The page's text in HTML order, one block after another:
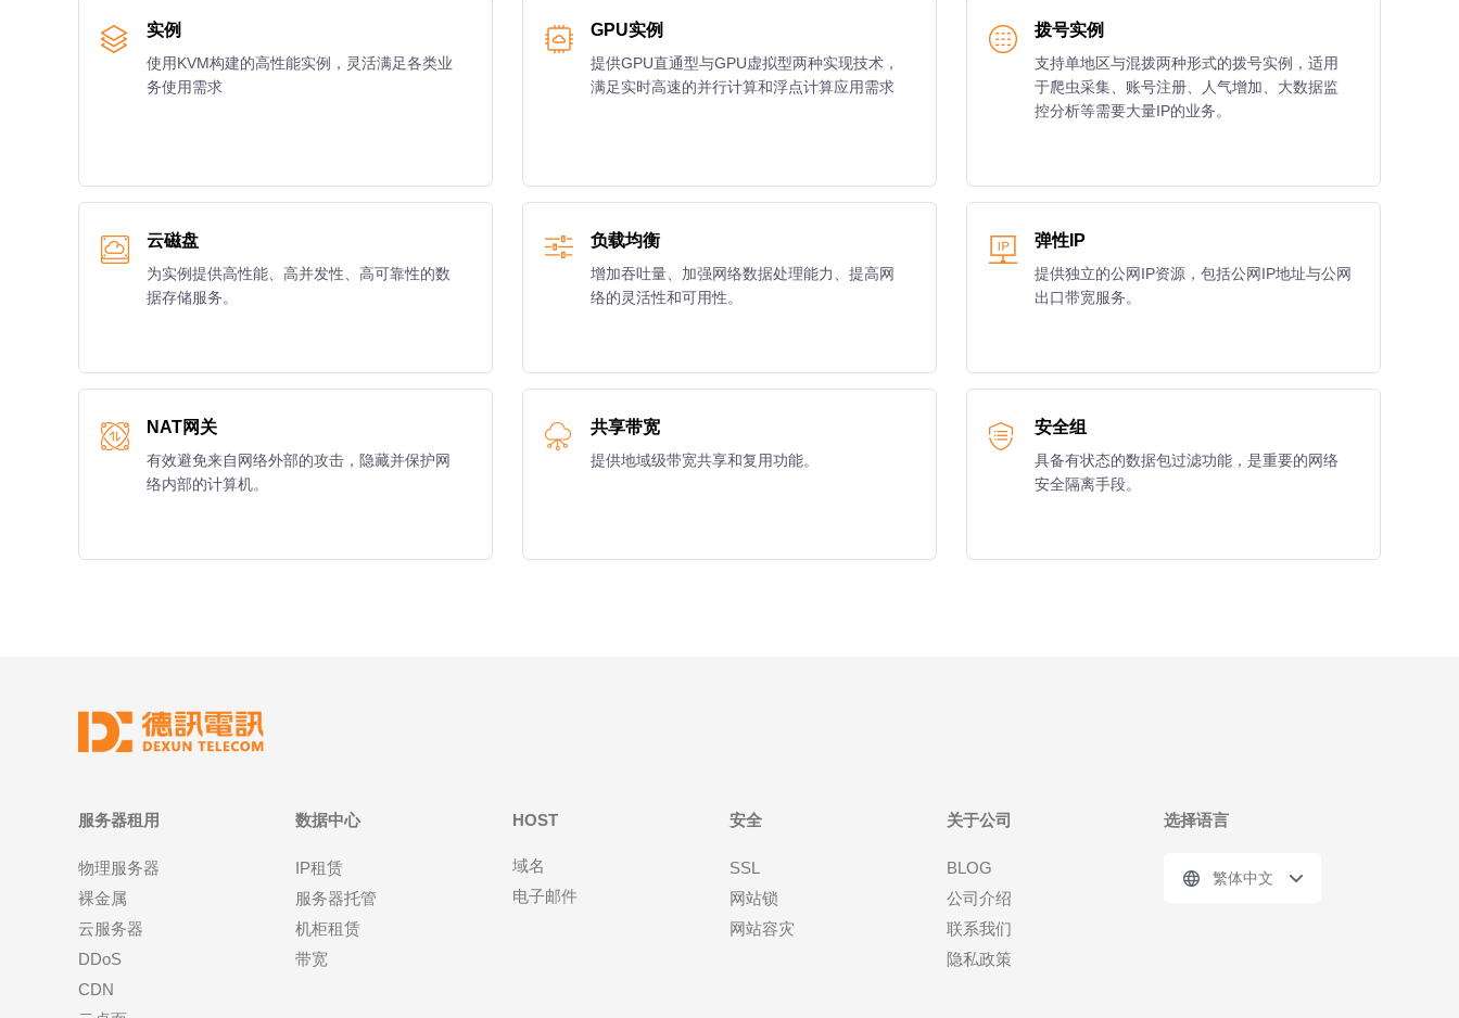
实例
使用KVM构建的高性能实例，灵活满足各类业
务使用需求
GPU实例
提供GPU直通型与GPU虚拟型两种实现技术，
满足实时高速的并行计算和浮点计算应用需求
拨号实例
支持单地区与混拨两种形式的拨号实例，适用
于爬虫采集、账号注册、人气增加、大数据监
控分析等需要大量IP的业务。
云磁盘
为实例提供高性能、高并发性、高可靠性的数
据存储服务。
负载均衡
增加吞吐量、加强网络数据处理能力、提高网
络的灵活性和可用性。
弹性IP
提供独立的公网IP资源，包括公网IP地址与公网
出口带宽服务。
NAT网关
有效避免来自网络外部的攻击，隐藏并保护网
络内部的计算机。
共享带宽
提供地域级带宽共享和复用功能。
安全组
具备有状态的数据包过滤功能，是重要的网络
安全隔离手段。
服务器租用
物理服务器
裸金属
云服务器
DDoS
CDN
数据中心
IP租赁
服务器托管
机柜租赁
带宽
HOST
域名
电子邮件
安全
SSL
网站锁
网站容灾
关于公司
BLOG
公司介绍
联系我们
隐私政策
选择语言
繁体中文